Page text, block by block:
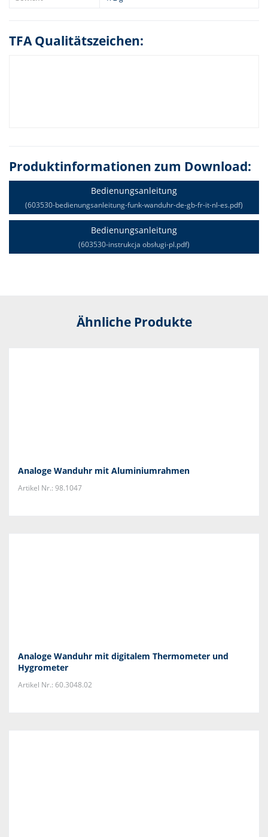
TFA Qualitätszeichen:
Produktinformationen zum Download:
Bedienungsanleitung
(603530-bedienungsanleitung-funk-wanduhr-de-gb-fr-it-nl-es.pdf)
Bedienungsanleitung
(603530-instrukcja obsługi-pl.pdf)
Ähnliche Produkte
Analoge Wanduhr mit Aluminiumrahmen
Artikel Nr.: 98.1047
Analoge Wanduhr mit digitalem Thermometer und
Hygrometer
Artikel Nr.: 60.3048.02